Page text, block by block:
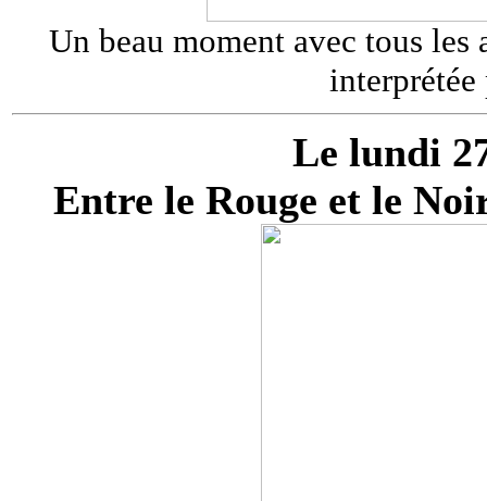
Un beau moment avec tous
Le lundi
Entre le Rouge et le